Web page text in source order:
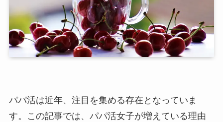
パパ活は近年、注目を集める存在となっていま
す。この記事では、パパ活女子が増えている理由